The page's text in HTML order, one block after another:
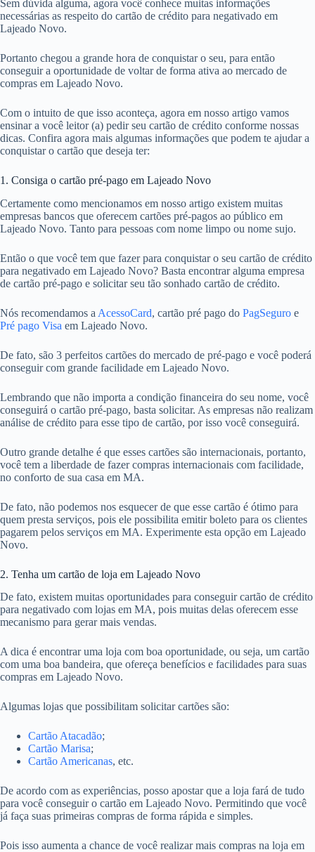
Sem dúvida alguma, agora você conhece muitas informações
necessárias as respeito do cartão de crédito para negativado em
Lajeado Novo.
Portanto chegou a grande hora de conquistar o seu, para então
conseguir a oportunidade de voltar de forma ativa ao mercado de
compras em Lajeado Novo.
Com o intuito de que isso aconteça, agora em nosso artigo vamos
ensinar a você leitor (a) pedir seu cartão de crédito conforme nossas
dicas. Confira agora mais algumas informações que podem te ajudar a
conquistar o cartão que deseja ter:
1. Consiga o cartão pré-pago em Lajeado Novo
Certamente como mencionamos em nosso artigo existem muitas
empresas bancos que oferecem cartões pré-pagos ao público em
Lajeado Novo. Tanto para pessoas com nome limpo ou nome sujo.
Então o que você tem que fazer para conquistar o seu cartão de crédito
para negativado em Lajeado Novo? Basta encontrar alguma empresa
de cartão pré-pago e solicitar seu tão sonhado cartão de crédito.
Nós recomendamos a AcessoCard, cartão pré pago do PagSeguro e
Pré pago Visa em Lajeado Novo.
De fato, são 3 perfeitos cartões do mercado de pré-pago e você poderá
conseguir com grande facilidade em Lajeado Novo.
Lembrando que não importa a condição financeira do seu nome, você
conseguirá o cartão pré-pago, basta solicitar. As empresas não realizam
análise de crédito para esse tipo de cartão, por isso você conseguirá.
Outro grande detalhe é que esses cartões são internacionais, portanto,
você tem a liberdade de fazer compras internacionais com facilidade,
no conforto de sua casa em MA.
De fato, não podemos nos esquecer de que esse cartão é ótimo para
quem presta serviços, pois ele possibilita emitir boleto para os clientes
pagarem pelos serviços em MA. Experimente esta opção em Lajeado
Novo.
2. Tenha um cartão de loja em Lajeado Novo
De fato, existem muitas oportunidades para conseguir cartão de crédito
para negativado com lojas em MA, pois muitas delas oferecem esse
mecanismo para gerar mais vendas.
A dica é encontrar uma loja com boa oportunidade, ou seja, um cartão
com uma boa bandeira, que ofereça benefícios e facilidades para suas
compras em Lajeado Novo.
Algumas lojas que possibilitam solicitar cartões são:
Cartão Atacadão;
Cartão Marisa;
Cartão Americanas, etc.
De acordo com as experiências, posso apostar que a loja fará de tudo
para você conseguir o cartão em Lajeado Novo. Permitindo que você
já faça suas primeiras compras de forma rápida e simples.
Pois isso aumenta a chance de você realizar mais compras na loja em